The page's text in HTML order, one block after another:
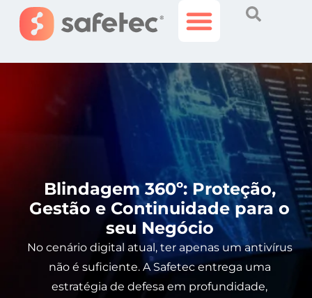
Blindagem 360º: Proteção,
Gestão e Continuidade para o
seu Negócio
No cenário digital atual, ter apenas um antivírus
não é suficiente. A Safetec entrega uma
estratégia de defesa em profundidade,